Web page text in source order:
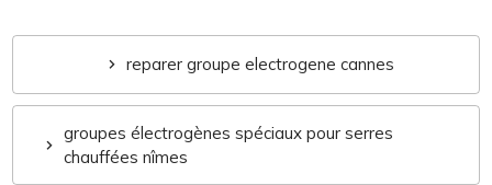
reparer groupe electrogene cannes
groupes électrogènes spéciaux pour serres
chauffées nîmes